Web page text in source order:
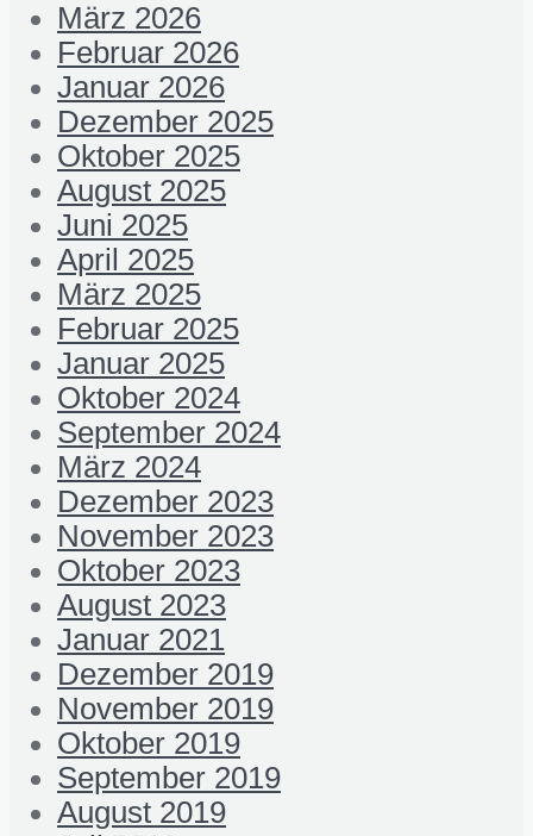
März 2026
Februar 2026
Januar 2026
Dezember 2025
Oktober 2025
August 2025
Juni 2025
April 2025
März 2025
Februar 2025
Januar 2025
Oktober 2024
September 2024
März 2024
Dezember 2023
November 2023
Oktober 2023
August 2023
Januar 2021
Dezember 2019
November 2019
Oktober 2019
September 2019
August 2019